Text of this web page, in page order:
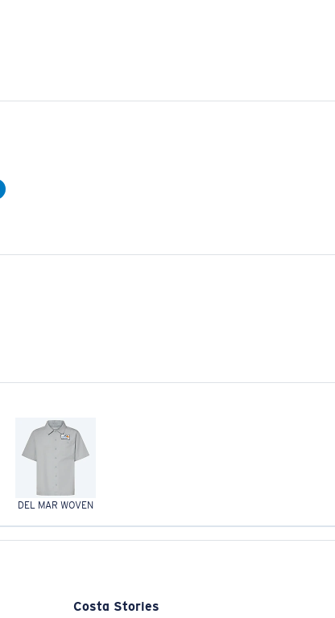
DEL MAR WOVEN
Costa Stories